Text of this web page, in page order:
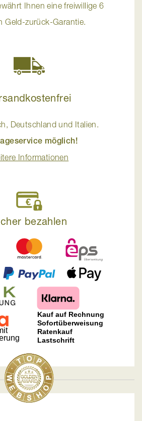
Ihnen eine freiwillige 6
Geld-zurück-Garantie.
Deutschland und Italien.
möglich!
Informationen
bezahlen